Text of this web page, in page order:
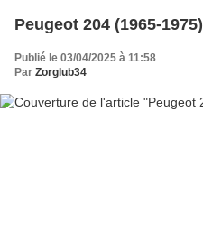
Peugeot 204 (1965-1975)
Publié le 03/04/2025 à 11:58
Par Zorglub34